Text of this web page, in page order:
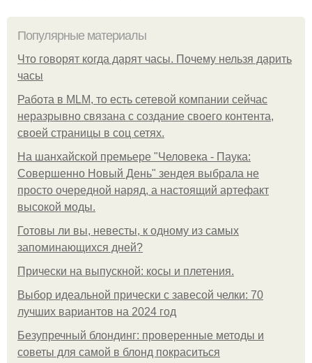
Популярные материалы
Что говорят когда дарят часы. Почему нельзя дарить
часы
Работа в MLM, то есть сетевой компании сейчас
неразрывно связана с создание своего контента,
своей страницы в соц сетях.
На шанхайской премьере "Человека - Паука:
Совершенно Новый День" зендея выбрала не
просто очередной наряд, а настоящий артефакт
высокой моды.
Готовы ли вы, невесты, к одному из самых
запоминающихся дней?
Прически на выпускной: косы и плетения.
Выбор идеальной прически с завесой челки: 70
лучших вариантов на 2024 год
Безупречный блондинг: проверенные методы и
советы для самой в блонд покраситься